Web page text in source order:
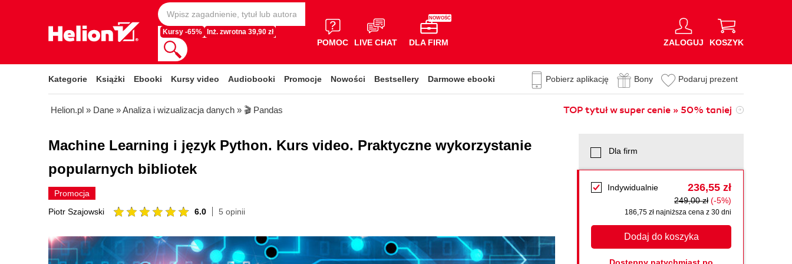
Kursy -65% Inż. zwrotna 39,90 zł
POMOC LIVE CHAT
NOWOŚĆ
DLA FIRM ZALOGUJ KOSZYK
Kategorie Książki Ebooki Kursy video Audiobooki Promocje Nowości Bestsellery Darmowe ebooki Pobierz aplikację Bony Podaruj prezent
Helion.pl » Dane »Analiza i wizualizacja danych » 🎬 Pandas TOP tytuł w super cenie » 50% taniej
Machine Learning i język Python. Kurs video. Praktyczne wykorzystanie
popularnych bibliotek
Promocja
Piotr Szajowski
6.0 5 opinii
Dla firm
Indywidualnie 236,55 zł
249,00 zł (-5%)
186,75 zł najniższa cena z 30 dni
Dodaj do koszyka